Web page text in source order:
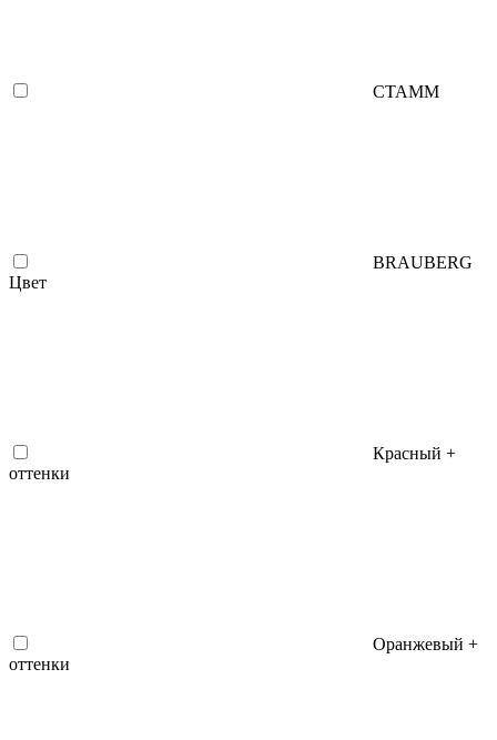
СТАММ
BRAUBERG
Цвет
Красный +
оттенки
Оранжевый +
оттенки